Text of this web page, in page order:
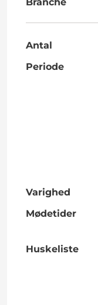
Antal
Periode
Varighed
Mødetider
Huskeliste